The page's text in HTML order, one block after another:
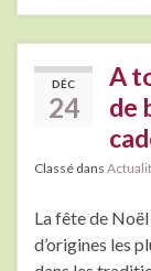
DÉC
24
A
de
Classé dans
La fête de
d’origines les